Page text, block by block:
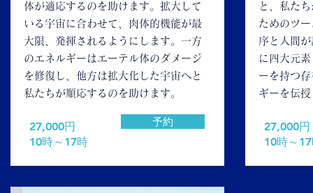
体が適応するのを助けます。拡大して
いる宇宙に合わせて、肉体的機能が最
大限、発揮されるようにします。一方
のエネルギーはエーテル体のダメージ
を修復し、他方は拡大化した宇宙へと
私たちが順応するのを助けます。
​27,000円
10時～17時
予約
と、私た
ためのツ
序と人間
に四大元
ーを持つ
ギーを
​27,000円
10時～